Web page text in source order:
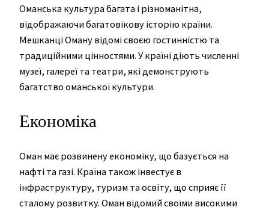
Оманська культура багата і різноманітна,
відображаючи багатовікову історію країни.
Мешканці Оману відомі своєю гостинністю та
традиційними цінностями. У країні діють численні
музеї, галереї та театри, які демонструють
багатство оманської культури.
Економіка
Оман має розвинену економіку, що базується на
нафті та газі. Країна також інвестує в
інфраструктуру, туризм та освіту, що сприяє її
сталому розвитку. Оман відомий своїми високими